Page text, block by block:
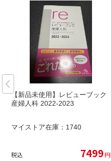
【新品未使用】レビューブック
産婦人科 2022-2023
マイストア在庫： 1740
税込 7499円